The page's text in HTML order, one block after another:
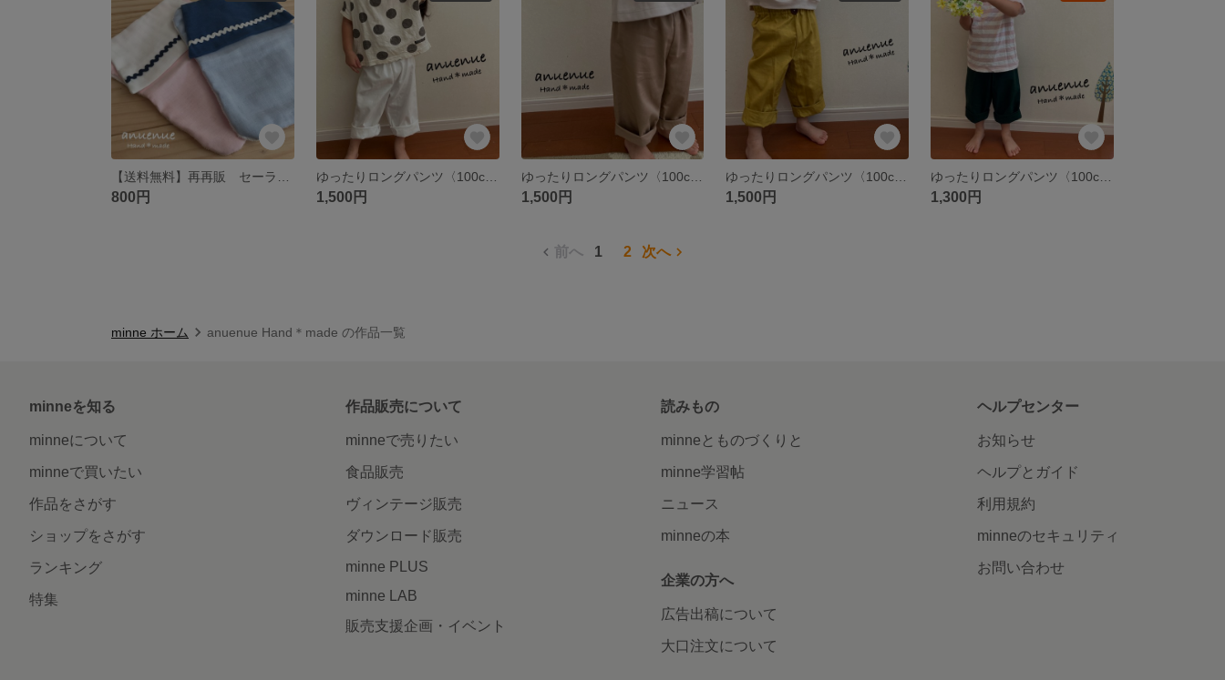
800円
ゆったりロングパンツ〈100cm〉 ホワイト
1,500円
ゆったりロングパンツ〈100cm〉 ベージュ
1,500円 1,500円 1,300円
前へ 1 2 次へ
minne ホーム anuenue Hand＊made の作品一覧
minneを知る
minneについて
minneで買いたい
作品をさがす
ショップをさがす
ランキング
特集
作品販売について
minneで売りたい
食品販売
ヴィンテージ販売
ダウンロード販売
minne PLUS
minne LAB
販売支援企画・イベント
読みもの
minneとものづくりと
minne学習帖
ニュース
minneの本
企業の方へ
広告出稿について
大口注文について
ヘルプセンター
お知らせ
ヘルプとガイド
利用規約
minneのセキュリティ
お問い合わせ